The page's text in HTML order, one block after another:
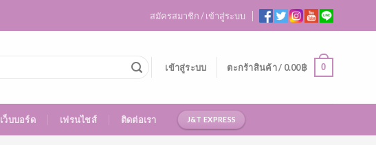
สมัครสมาชิก / เข้าสู่ระบบ
เข้าสู่ระบบ ตะกร้าสินค้า / 0.00฿ 0
เว็บบอร์ด เฟรนไชส์ ติดต่อเรา J&T EXPRESS